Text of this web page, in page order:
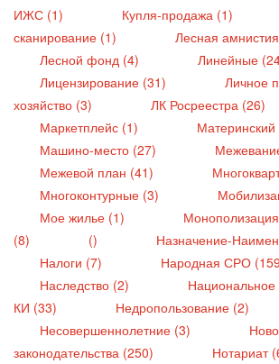
ИЖС (1)
Купля-продажа (1)
сканирование (1)
Лесная
Лесной фонд (4)
Линейные
Лицензирование (31)
Личное
хозяйство (3)
ЛК Росреестра (26)
Маркетплейс (1)
Материнский
Машино-место (27)
Межевой план (41)
Многоконтурные (3)
Мое жилье (1)
(8)
()
Назначение-
Налоги (7)
Народная СРО
Наследство (2)
КИ (33)
Недропользование (2)
Несовершеннолетние (3)
законодательства (250)
Нотариат